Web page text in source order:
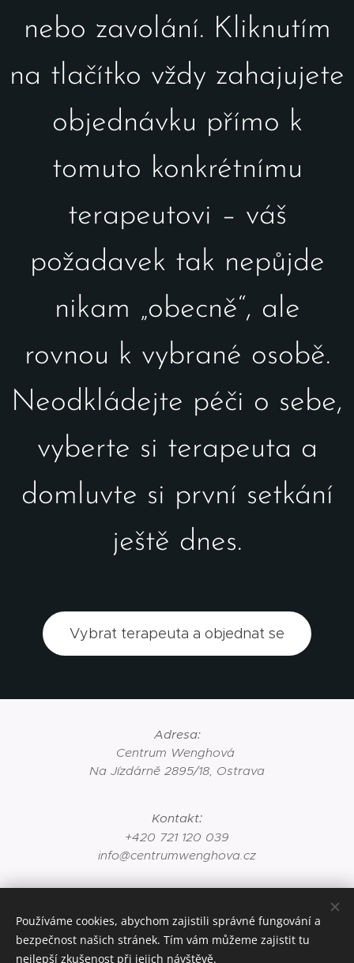
nebo zavolání. Kliknutím
na tlačítko vždy zahajujete
objednávku přímo k
tomuto konkrétnímu
terapeutovi – váš
požadavek tak nepůjde
nikam „obecně“, ale
rovnou k vybrané osobě.
Neodkládejte péči o sebe,
vyberte si terapeuta a
domluvte si první setkání
ještě dnes.
Vybrat terapeuta a objednat se
Adresa:
Centrum Wenghová
Na Jízdárně 2895/18, Ostrava
Kontakt:
+420 721 120 039
info@centrumwenghova.cz
Zdravotní sestra: Nikol Wenghová
Zdravotní laborant: Miroslav Lolek
Používáme cookies, abychom zajistili správné fungování a
bezpečnost našich stránek. Tím vám můžeme zajistit tu
nejlepší zkušenost při jejich návštěvě.